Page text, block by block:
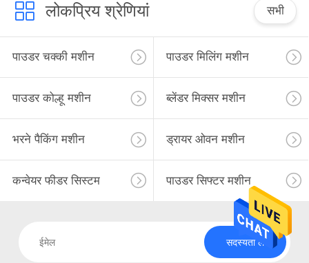
लोकप्रिय श्रेणियां सभी
पाउडर चक्की मशीन पाउडर मिलिंग मशीन
पाउडर कोल्हू मशीन ब्लेंडर मिक्सर मशीन
भरने पैकिंग मशीन ड्रायर ओवन मशीन
कन्वेयर फीडर सिस्टम पाउडर सिफ्टर मशीन
सदस्यता लें